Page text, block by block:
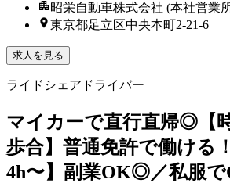
昭栄自動車株式会社 (本社営業
東京都足立区中央本町2-21-6
求人を見る
ライドシェアドライバー
マイカーで直行直帰◎【
歩合】普通免許で働ける
4h〜】副業OK◎／私服